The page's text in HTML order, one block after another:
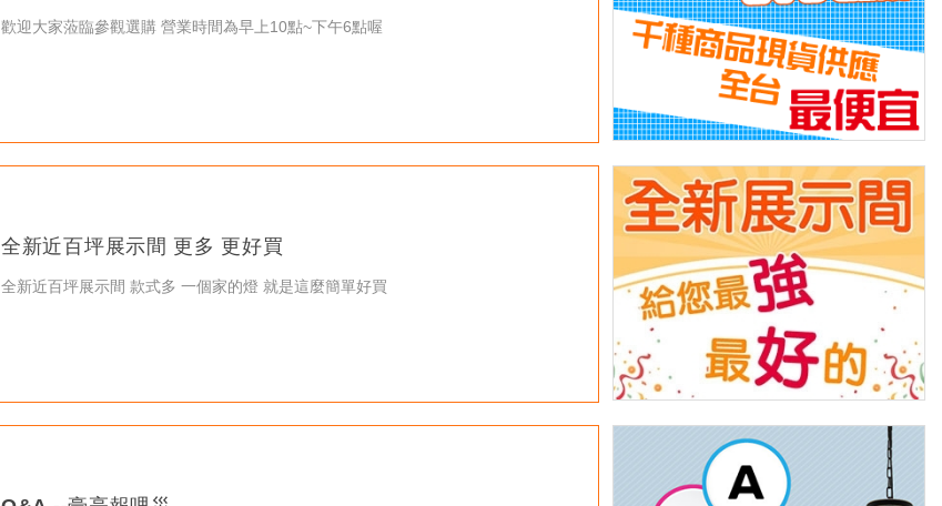
歡迎大家蒞臨參觀選購 營業時間為早上10點~下午6點喔
全新近百坪展示間 更多 更好買
全新近百坪展示間 款式多 一個家的燈 就是這麼簡單好買